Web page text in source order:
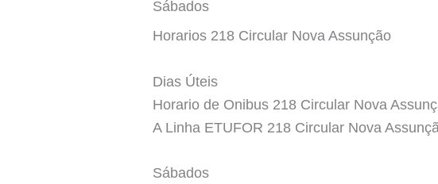
Sábados
Horarios 218 Circular Nova Assunção
Dias Úteis
Horario de Onibus 218 Circular Nova
A Linha ETUFOR 218 Circular Nova
Sábados